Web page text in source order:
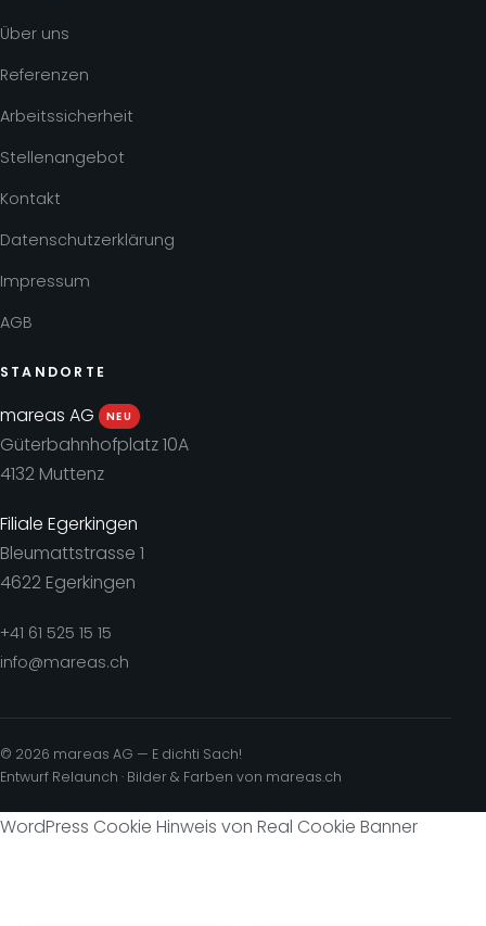
Über uns
Referenzen
Arbeitssicherheit
Stellenangebot
Kontakt
Datenschutzerklärung
Impressum
AGB
STANDORTE
mareas AG NEU
Güterbahnhofplatz 10A
4132 Muttenz
Filiale Egerkingen
Bleumattstrasse 1
4622 Egerkingen
+41 61 525 15 15
info@mareas.ch
© 2026 mareas AG — E dichti Sach!
Entwurf Relaunch · Bilder & Farben von mareas.ch
WordPress Cookie Hinweis von Real Cookie Banner